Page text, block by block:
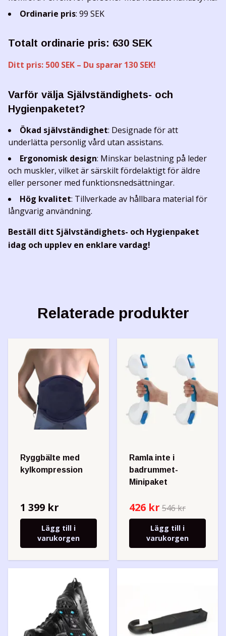
Ordinarie pris: 99 SEK
Totalt ordinarie pris: 630 SEK
Ditt pris: 500 SEK – Du sparar 130 SEK!
Varför välja Självständighets- och
Hygienpaketet?
Ökad självständighet: Designade för att
underlätta personlig vård utan assistans.
Ergonomisk design: Minskar belastning på leder
och muskler, vilket är särskilt fördelaktigt för äldre
eller personer med funktionsnedsättningar.
Hög kvalitet: Tillverkade av hållbara material för
långvarig användning.
Beställ ditt Självständighets- och Hygienpaket
idag och upplev en enklare vardag!
Relaterade produkter
Ryggbälte med
kylkompression
1 399 kr
Lägg till i
varukorgen
Ramla inte i
badrummet-
Minipaket
426 kr 546 kr
Lägg till i
varukorgen